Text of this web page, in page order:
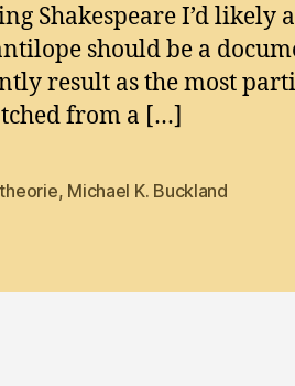
Shakespeare I’d likely
should be a
result as the most
from a […]
, Michael K. Buckland